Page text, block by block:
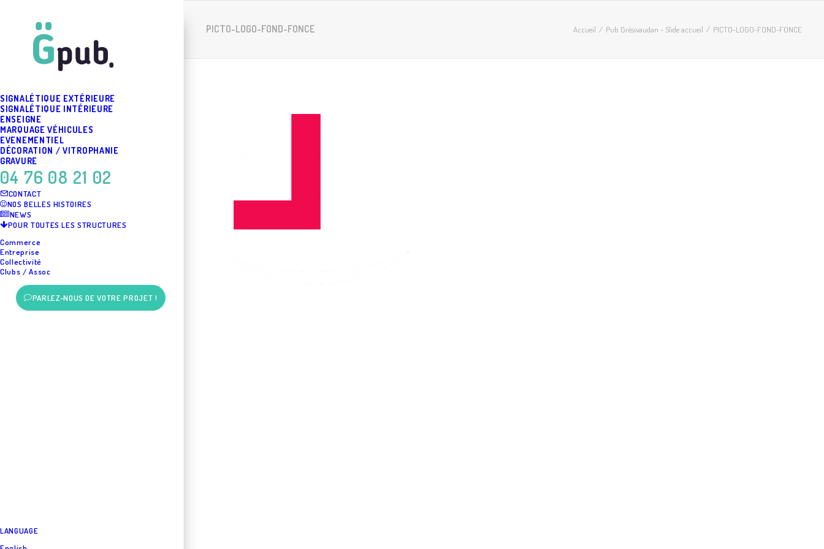
SIGNALÉTIQUE EXTÉRIEURE
SIGNALÉTIQUE INTÉRIEURE
ENSEIGNE
MARQUAGE VÉHICULES
EVENEMENTIEL
DÉCORATION / VITROPHANIE
GRAVURE
04 76 08 21 02
CONTACT
NOS BELLES HISTOIRES
NEWS
POUR TOUTES LES STRUCTURES
Commerce
Entreprise
Collectivité
Clubs / Assoc
PARLEZ-NOUS DE VOTRE PROJET !
LANGUAGE
PICTO-LOGO-FOND-FONCE Accueil Pub Grésivaudan - Slide accueil PICTO-LOGO-FOND-FONCE